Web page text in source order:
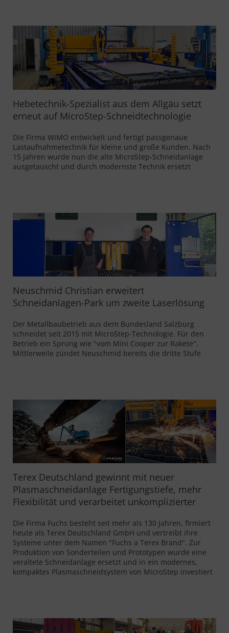
Hebetechnik-Spezialist aus dem Allgäu setzt
erneut auf MicroStep-Schneidtechnologie
Die Firma WIMO entwickelt und fertigt passgenaue
Lastaufnahmetechnik für kleine und große Kunden. Nach
15 Jahren wurde nun die alte MicroStep-Schneidanlage
ausgetauscht und durch modernste Technik ersetzt
Neuschmid Christian erweitert
Schneidanlagen-Park um zweite Laserlösung
Der Metallbaubetrieb aus dem Bundesland Salzburg
schneidet seit 2015 mit MicroStep-Technologie. Für den
Betrieb ein Sprung wie "vom Mini Cooper zur Rakete".
Mittlerweile zündet Neuschmid bereits die dritte Stufe
Terex Deutschland gewinnt mit neuer
Plasmaschneidanlage Fertigungstiefe, mehr
Flexibilität und verarbeitet unkomplizierter
Die Firma Fuchs besteht seit mehr als 130 Jahren, firmiert
heute als Terex Deutschland GmbH und vertreibt ihre
Systeme unter dem Namen "Fuchs a Terex Brand". Zur
Produktion von Sonderteilen und Prototypen wurde eine
veraltete Schneidanlage ersetzt und in ein modernes,
kompaktes Plasmaschneidsystem von MicroStep investiert